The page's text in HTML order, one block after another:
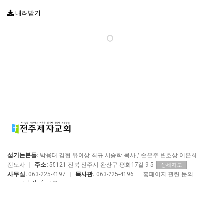
내려받기
섬기는분들: 박용태·김협·유이상·최규·서승학 목사 / 손은주·변호상·이은희
전도사
주소: 55121 전북 전주시 완산구 평화17길 9-5 상세지도
사무실. 063-225-4197 목사관. 063-225-4196
홈페이지 관련 문의 :
manstolethefruit@me.com